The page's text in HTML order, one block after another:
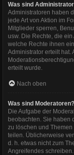
Was sind
Administratoren haben
jede Art von Aktion im
Mitglieder sperren,
usw. Die Rechte, die
welche Rechte ihnen
Administrator erteilt hat.
erteilt wurde.
Nach oben
Was sind Moderatoren?
Die Aufgabe der
beobachten. Sie haben
zu löschen und
teilen. Üblicherweise
d. h. etwas nicht zum
Angreifendes schreiben.